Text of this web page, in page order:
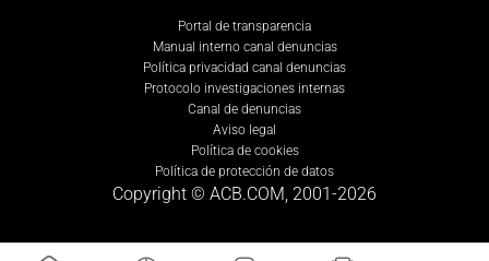
Portal de transparencia
Manual interno canal denuncias
Política privacidad canal denuncias
Protocolo investigaciones internas
Canal de denuncias
Aviso legal
Política de cookies
Política de protección de datos
Copyright © ACB.COM, 2001-2026